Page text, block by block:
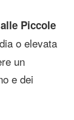
Piccole
o elevata
un
e dei